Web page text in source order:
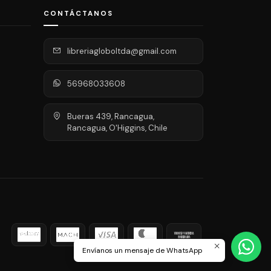
CONTÁCTANOS
libreriagloboltda@gmail.com
56968033608
Bueras 439, Rancagua,
Rancagua, O'Higgins, Chile
Envíanos un mensaje de WhatsApp